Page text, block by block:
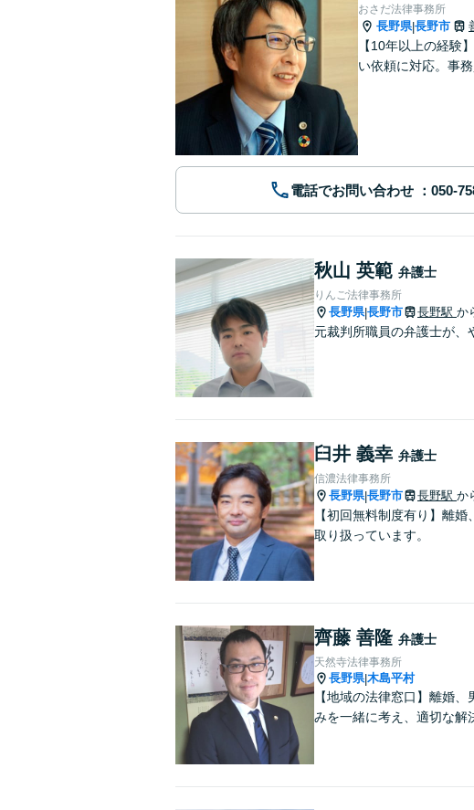
おさだ法律事務所
長野県|長野市
【10年以上の経験
い依頼に対応。事
電話でお問い合わせ
秋山 英範 弁護士
りんご法律事務所
長野県|長野市 長野駅 か
元裁判所職員の弁護士が、
臼井 義幸 弁護士
信濃法律事務所
長野県|長野市 長野駅 か
【初回無料制度有り】離
取り扱っています。
齊藤 善隆 弁護士
天然寺法律事務所
長野県|木島平村
【地域の法律窓口】離婚
みを一緒に考え、適切な解